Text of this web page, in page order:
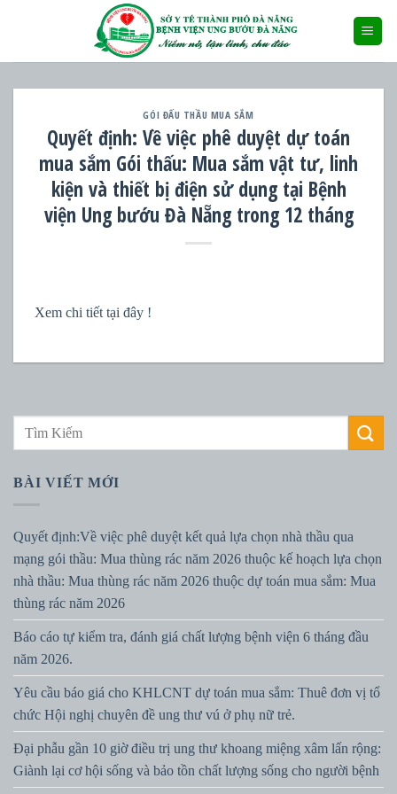
GÓI ĐẤU THẦU MUA SẮM
Quyết định: Về việc phê duyệt dự toán
mua sắm Gói thấu: Mua sắm vật tư, linh
kiện và thiết bị điện sử dụng tại Bệnh
viện Ung bướu Đà Nẵng trong 12 tháng
Xem chi tiết tại đây !
BÀI VIẾT MỚI
Quyết định:Về việc phê duyệt kết quả lựa chọn nhà thầu qua
mạng gói thầu: Mua thùng rác năm 2026 thuộc kế hoạch lựa chọn
nhà thầu: Mua thùng rác năm 2026 thuộc dự toán mua sắm: Mua
thùng rác năm 2026
Báo cáo tự kiểm tra, đánh giá chất lượng bệnh viện 6 tháng đầu
năm 2026.
Yêu cầu báo giá cho KHLCNT dự toán mua sắm: Thuê đơn vị tổ
chức Hội nghị chuyên đề ung thư vú ở phụ nữ trẻ.
Đại phẫu gần 10 giờ điều trị ung thư khoang miệng xâm lấn rộng:
Giành lại cơ hội sống và bảo tồn chất lượng sống cho người bệnh